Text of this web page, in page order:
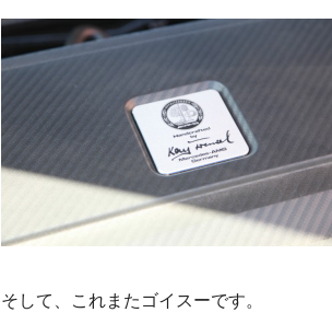
そして、これまたゴイスーです。